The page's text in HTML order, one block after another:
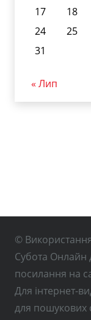
17
18
24
25
31
« Лип
©
Субота Онлайн
посилання на
Для інтернет-
для пошукових